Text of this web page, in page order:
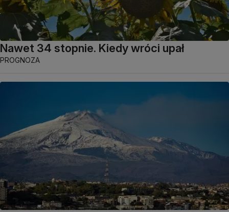
Nawet 34 stopnie. Kiedy wróci upał
PROGNOZA